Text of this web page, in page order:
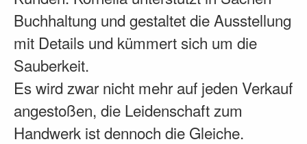
Buchhaltung und gestaltet die Ausstellung
mit Details und kümmert sich um die
Sauberkeit.
Es wird zwar nicht mehr auf jeden Verkauf
angestoßen, die Leidenschaft zum
Handwerk ist dennoch die Gleiche.